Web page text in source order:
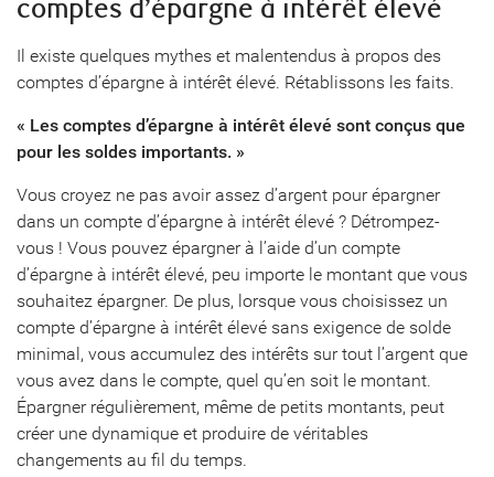
comptes d’épargne à intérêt élevé
Il existe quelques mythes et malentendus à propos des
comptes d’épargne à intérêt élevé. Rétablissons les faits.
« Les comptes d’épargne à intérêt élevé sont conçus que
pour les soldes importants. »
Vous croyez ne pas avoir assez d’argent pour épargner
dans un compte d’épargne à intérêt élevé ? Détrompez-
vous ! Vous pouvez épargner à l’aide d’un compte
d’épargne à intérêt élevé, peu importe le montant que vous
souhaitez épargner. De plus, lorsque vous choisissez un
compte d’épargne à intérêt élevé sans exigence de solde
minimal, vous accumulez des intérêts sur tout l’argent que
vous avez dans le compte, quel qu’en soit le montant.
Épargner régulièrement, même de petits montants, peut
créer une dynamique et produire de véritables
changements au fil du temps.